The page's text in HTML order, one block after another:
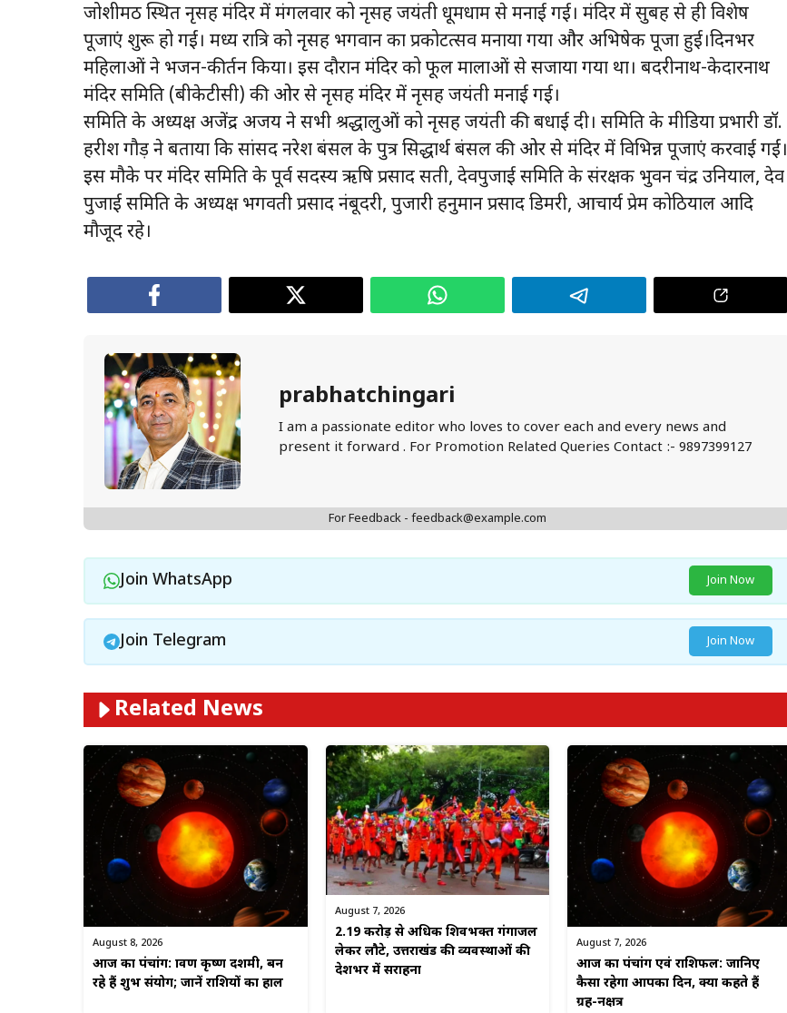
जोशीमठ स्थित नृसिंह मंदिर में मंगलवार को नृसिंह जयंती धूमधाम से मनाई गई। मंदिर में सुबह से ही विशेष
पूजाएं शुरू हो गईं। मध्य रात्रि को नृसिंह भगवान का प्रकोटत्सव मनाया गया और अभिषेक पूजा हुई।दिनभर
महिलाओं ने भजन-कीर्तन किया। इस दौरान मंदिर को फूल मालाओं से सजाया गया था। बदरीनाथ-केदारनाथ
मंदिर समिति (बीकेटीसी) की ओर से नृसिंह मंदिर में नृसिंह जयंती मनाई गई।
समिति के अध्यक्ष अजेंद्र अजय ने सभी श्रद्धालुओं को नृसिंह जयंती की बधाई दी। समिति के मीडिया प्रभारी डॉ.
हरीश गौड़ ने बताया कि सांसद नरेश बंसल के पुत्र सिद्धार्थ बंसल की ओर से मंदिर में विभिन्न पूजाएं करवाई गईं।
इस मौके पर मंदिर समिति के पूर्व सदस्य ऋषि प्रसाद सती, देवपुजाई समिति के संरक्षक भुवन चंद्र उनियाल, देव
पुजाई समिति के अध्यक्ष भगवती प्रसाद नंबूदरी, पुजारी हनुमान प्रसाद डिमरी, आचार्य प्रेम कोठियाल आदि
मौजूद रहे।
prabhatchingari
I am a passionate editor who loves to cover each and every news and
present it forward . For Promotion Related Queries Contact :- 9897399127
For Feedback - feedback@example.com
Join WhatsApp Join Now
Join Telegram Join Now
Related News
August 8, 2026
आज का पंचांग: श्रावण कृष्ण दशमी, बन
रहे हैं शुभ संयोग; जानें राशियों का हाल
August 7, 2026
2.19 करोड़ से अधिक शिवभक्त गंगाजल
लेकर लौटे, उत्तराखंड की व्यवस्थाओं की
देशभर में सराहना
August 7, 2026
आज का पंचांग एवं राशिफल: जानिए
कैसा रहेगा आपका दिन, क्या कहते हैं
ग्रह-नक्षत्र